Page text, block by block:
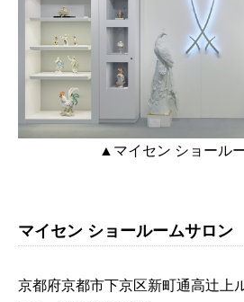
▲マイセン ショール
マイセン ショールームサロン
京都府京都市下京区新町通高辻上